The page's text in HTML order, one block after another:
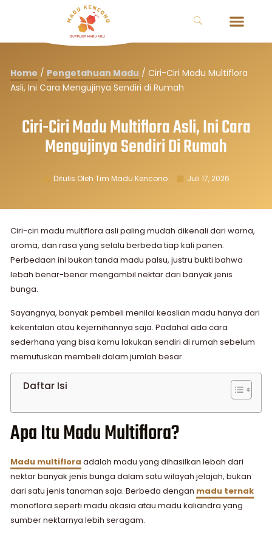
Home / Pengetahuan Madu / Ciri-Ciri Madu Multiflora
Asli, Ini Cara Mengujinya Sendiri di Rumah
Ciri-Ciri Madu Multiflora Asli, Ini Cara
Mengujinya Sendiri Di Rumah
Ditulis Oleh Tim Madu Kencono Juli 17, 2026
Ciri-ciri madu multiflora asli paling mudah dikenali dari warna,
aroma, dan rasa yang selalu berbeda tiap kali panen.
Perbedaan ini bukan tanda madu palsu, justru bukti bahwa
lebah benar-benar mengambil nektar dari banyak jenis
bunga.
Sayangnya, banyak pembeli menilai keaslian madu hanya dari
kekentalan atau kejernihannya saja. Padahal ada cara
sederhana yang bisa kamu lakukan sendiri di rumah sebelum
memutuskan membeli dalam jumlah besar.
Daftar Isi
Apa Itu Madu Multiflora?
Madu multiflora adalah madu yang dihasilkan lebah dari
nektar banyak jenis bunga dalam satu wilayah jelajah, bukan
dari satu jenis tanaman saja. Berbeda dengan madu ternak
monoflora seperti madu akasia atau madu kaliandra yang
sumber nektarnya lebih seragam.